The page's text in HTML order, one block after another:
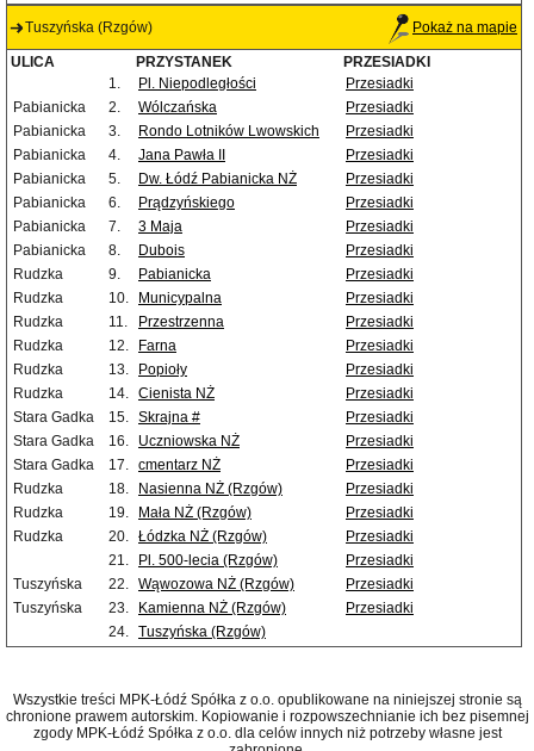
Tuszyńska (Rzgów) Pokaż na mapie
ULICA PRZYSTANEK
PRZESIADKI
1.
Pl. Niepodległości
Przesiadki
Pabianicka
2. Wólczańska
Przesiadki
Pabianicka
3. Rondo Lotników Lwowskich
Przesiadki
Pabianicka
4. Jana Pawła II
Przesiadki
Pabianicka
5. Dw. Łódź Pabianicka NŻ
Przesiadki
Pabianicka
6. Prądzyńskiego
Przesiadki
Pabianicka
7. 3 Maja
Przesiadki
Pabianicka
8. Dubois
Przesiadki
Rudzka
9. Pabianicka
Przesiadki
Rudzka
10. Municypalna
Przesiadki
Rudzka
11. Przestrzenna
Przesiadki
Rudzka
12. Farna
Przesiadki
Rudzka
13. Popioły
Przesiadki
Rudzka
14. Cienista NŻ
Przesiadki
Stara Gadka
15. Skrajna #
Przesiadki
Stara Gadka
16. Uczniowska NŻ
Przesiadki
Stara Gadka
17. cmentarz NŻ
Przesiadki
Rudzka
18. Nasienna NŻ (Rzgów)
Przesiadki
Rudzka
19. Mała NŻ (Rzgów)
Przesiadki
Rudzka
20. Łódzka NŻ (Rzgów)
Przesiadki
21.
Pl. 500-lecia (Rzgów)
Przesiadki
Tuszyńska
22. Wąwozowa NŻ (Rzgów)
Przesiadki
Tuszyńska
23. Kamienna NŻ (Rzgów)
Przesiadki
24. Tuszyńska (Rzgów)
Wszystkie treści MPK-Łódź Spółka z o.o. opublikowane na niniejszej stronie są
chronione prawem autorskim. Kopiowanie i rozpowszechnianie ich bez pisemnej
zgody MPK-Łódź Spółka z o.o. dla celów innych niż potrzeby własne jest